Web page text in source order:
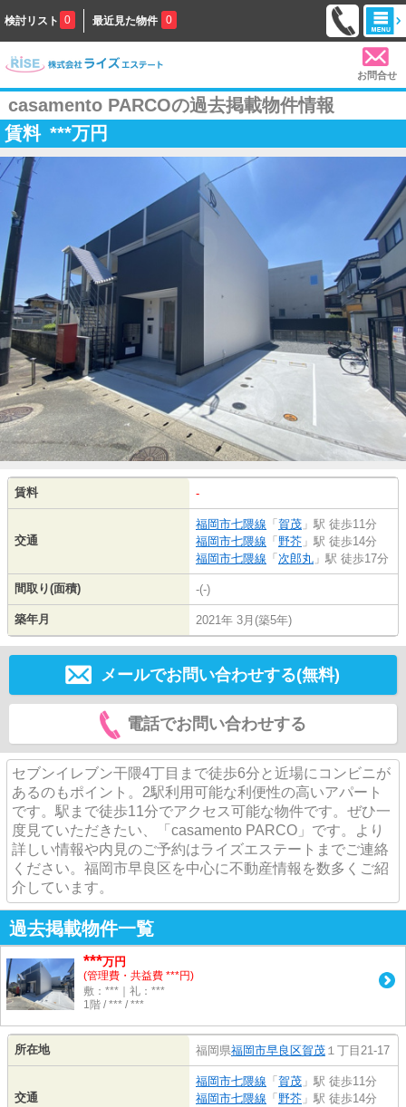
検討リスト 0 最近見た物件 0
お問合せ
casamento PARCOの過去掲載物件情報
賃料 ***万円
賃料 -
交通
福岡市七隈線 「 賀茂 」駅 徒歩11分
福岡市七隈線 「 野芥 」駅 徒歩14分
福岡市七隈線 「 次郎丸 」駅 徒歩17分
間取り(面積) -(-)
築年月 2021年 3月(築5年)
メールでお問い合わせする(無料)
電話でお問い合わせする
セブンイレブン干隈4丁目まで徒歩6分と近場にコンビニが
あるのもポイント。2駅利用可能な利便性の高いアパート
です。駅まで徒歩11分でアクセス可能な物件です。ぜひ一
度見ていただきたい、「casamento PARCO」です。より
詳しい情報や内見のご予約はライズエステートまでご連絡
ください。福岡市早良区を中心に不動産情報を数多くご紹
介しています。
過去掲載物件一覧
***万円
(管理費・共益費 ***円)
敷：***｜礼：***
1階 / *** / ***
所在地 福岡県福岡市早良区賀茂 １丁目21-17
交通
福岡市七隈線 「 賀茂 」駅 徒歩11分
福岡市七隈線 「 野芥 」駅 徒歩14分